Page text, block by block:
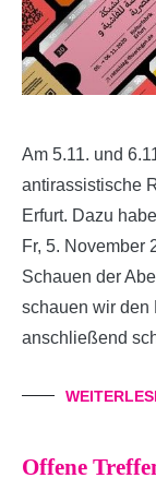
Am 5.11. und
antirassistische
Erfurt. Dazu
Fr, 5. November
Schauen der
schauen wir den
anschließend
Offene